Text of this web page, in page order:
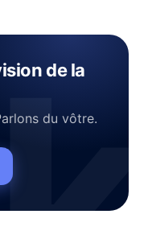
de la
du vôtre.